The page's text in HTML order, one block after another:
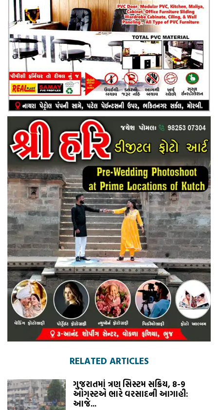
RELATED ARTICLES
ગુજરાતમાં ત્રણ સિસ્ટમ સક્રિય, 8-9
ઓગસ્ટએ ભારે વરસાદની આગાહી:
આજે...